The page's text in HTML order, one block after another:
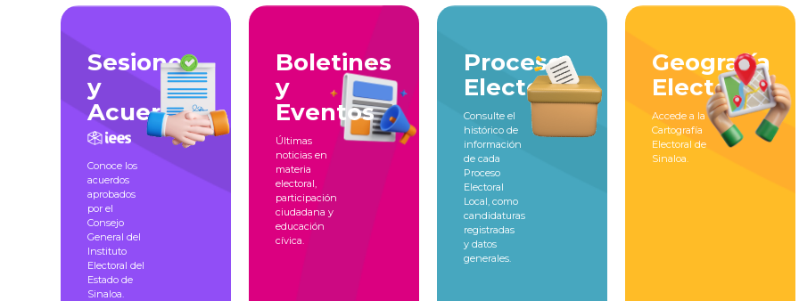
Sesiones
y
Acuerdos
Conoce los
acuerdos
aprobados
por el
Consejo
General del
Instituto
Electoral del
Estado de
Sinaloa.
Boletines
y
Eventos
Últimas
noticias en
materia
electoral,
participación
ciudadana y
educación
cívica.
Proceso
Electoral
Consulte el
histórico de
información
de cada
Proceso
Electoral
Local, como
candidaturas
registradas
y datos
generales.
Geografía
Electoral
Accede a la
Cartografía
Electoral de
Sinaloa.